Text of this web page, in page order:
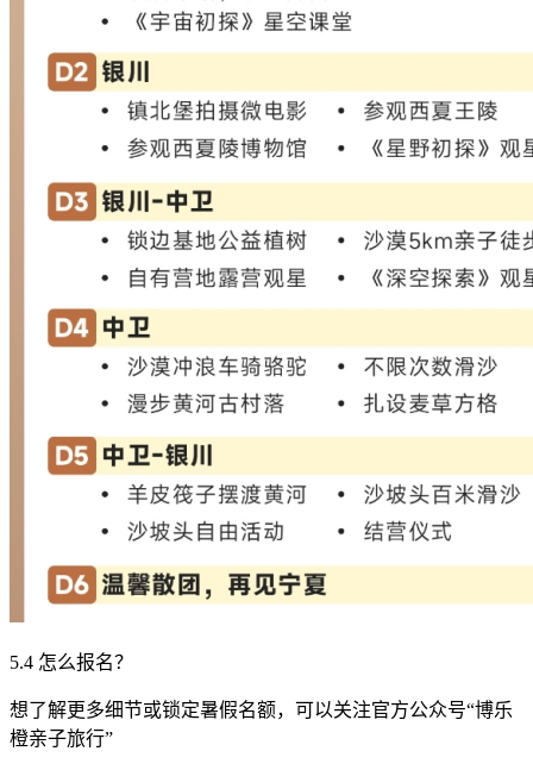
5.4 怎么报名？
想了解更多细节或锁定暑假名额，可以关注官方公众号“博乐
橙亲子旅行”